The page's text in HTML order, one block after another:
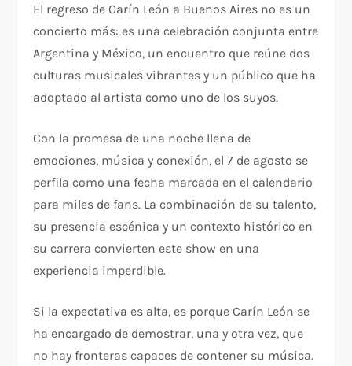
El regreso de Carín León a Buenos Aires no es un
concierto más: es una celebración conjunta entre
Argentina y México, un encuentro que reúne dos
culturas musicales vibrantes y un público que ha
adoptado al artista como uno de los suyos.
Con la promesa de una noche llena de
emociones, música y conexión, el 7 de agosto se
perfila como una fecha marcada en el calendario
para miles de fans. La combinación de su talento,
su presencia escénica y un contexto histórico en
su carrera convierten este show en una
experiencia imperdible.
Si la expectativa es alta, es porque Carín León se
ha encargado de demostrar, una y otra vez, que
no hay fronteras capaces de contener su música.